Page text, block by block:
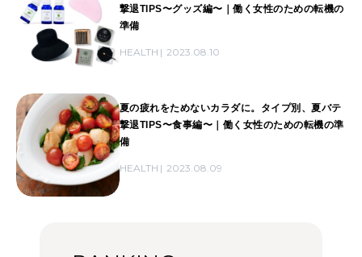
撃退TIPS〜グッズ編〜｜働く女性のための転機の
準備
HEALTH 2023.08.10
夏の疲れをためないカラダに。タイプ別、夏バテ
撃退TIPS〜食事編〜｜働く女性のための転機の準
備
HEALTH 2023.08.09